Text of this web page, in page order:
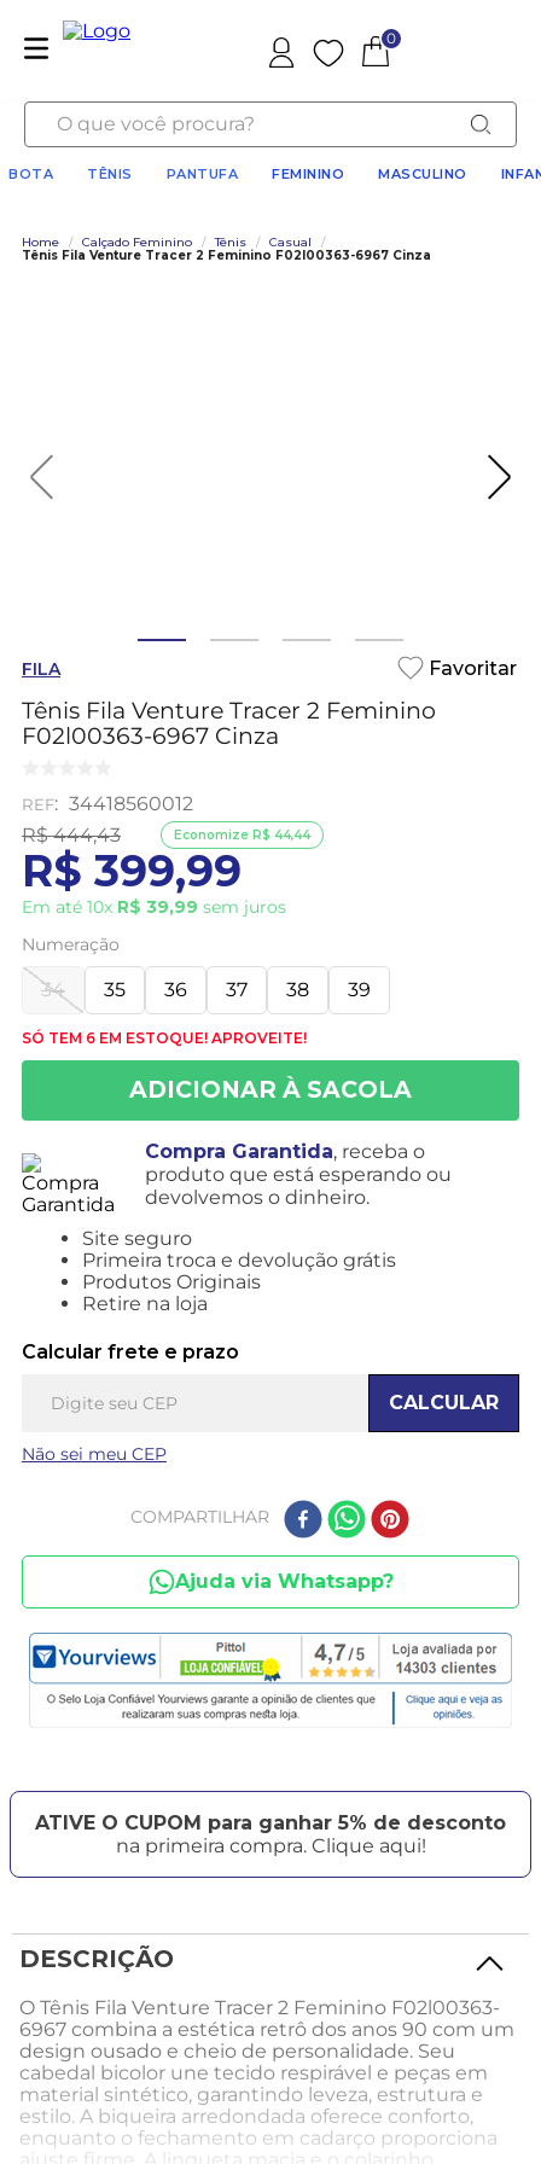
Favoritos
0
O que você procura?
BOTA TÊNIS PANTUFA FEMININO MASCULINO
Home / Calçado Feminino / Tênis / Casual
/
Tênis Fila Venture Tracer 2 Feminino F02l00363-6967 Cinza
FILA
Tênis Fila Venture Tracer 2 Feminino
F02l00363-6967 Cinza
: 34418560012
R$ 444,43
R$ 399,99
Em até 10x R$ 39,99 sem juros
Economize R$ 44,44
Numeração
34 35 36 37 38 39
SÓ TEM 6 EM ESTOQUE! APROVEITE!
Compra Garantida, receba o
produto que está esperando ou
devolvemos o dinheiro.
Site seguro
Primeira troca e devolução grátis
Produtos Originais
Retire na loja
Calcular frete e prazo
CALCULAR
Não sei meu CEP
COMPARTILHAR
Ajuda via Whatsapp?
ATIVE O CUPOM para ganhar 5% de desconto
na primeira compra. Clique aqui!
DESCRIÇÃO
O Tênis Fila Venture Tracer 2 Feminino F02l00363-
6967 combina a estética retrô dos anos 90 com um
design ousado e cheio de personalidade. Seu
cabedal bicolor une tecido respirável e peças em
material sintético, garantindo leveza, estrutura e
estilo. A biqueira arredondada oferece conforto,
enquanto o fechamento em cadarço proporciona